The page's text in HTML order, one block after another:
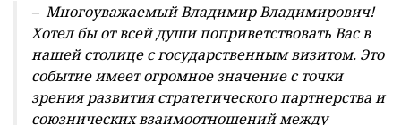
– Многоуважаемый Владимир Владимирович!
Хотел бы от всей души поприветствовать Вас в
нашей столице с государственным визитом. Это
событие имеет огромное значение с точки
зрения развития стратегического партнерства и
союзнических взаимоотношений между